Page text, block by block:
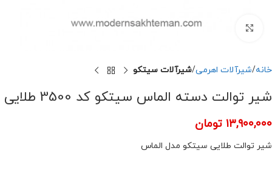
برای بزرگنمایی کلیک کنید
خانه شیرآلات اهرمی شیرآلات سیتکو
شیر توالت دسته الماس سیتکو کد 3500 طلایی
۱۳,۹۰۰,۰۰۰ تومان
شیر توالت طلایی سیتکو مدل الماس